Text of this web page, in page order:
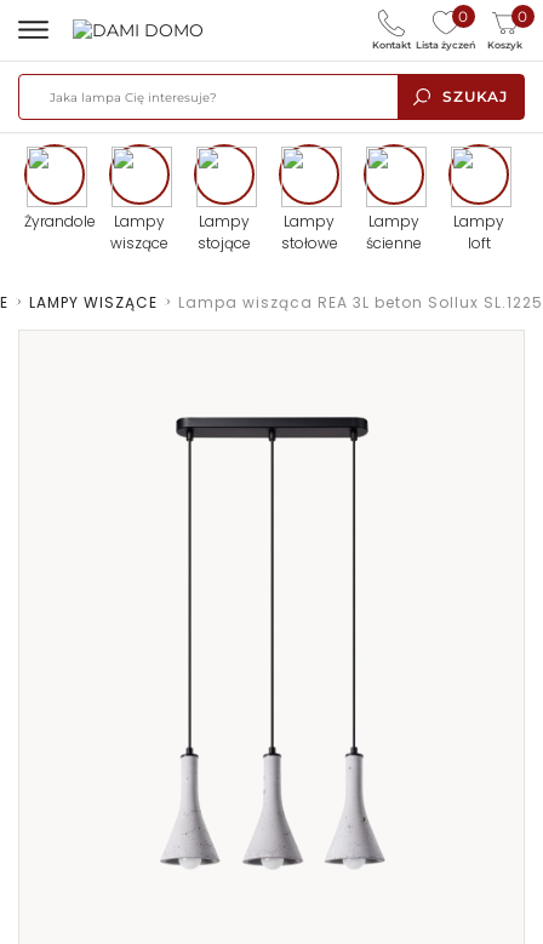
SZUKAJ
0
Lista życzeń
0
Koszyk
Kontakt
Żyrandole
Lampy
wiszące
Lampy
stojące
Lampy
stołowe
Lampy
ścienne
Lampy
loft
> LAMPY WISZĄCE > Lampa wisząca REA 3L beton Sollux SL.1225